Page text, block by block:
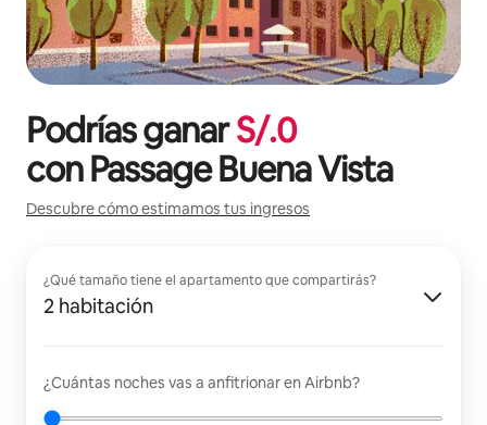
Podrías ganarS/.0
conPassage Buena Vista
Descubre cómo estimamos tus ingresos
¿Qué tamaño tiene el apartamento que compartirás?
2 habitación
¿Cuántas noches vas a anfitrionar en Airbnb?